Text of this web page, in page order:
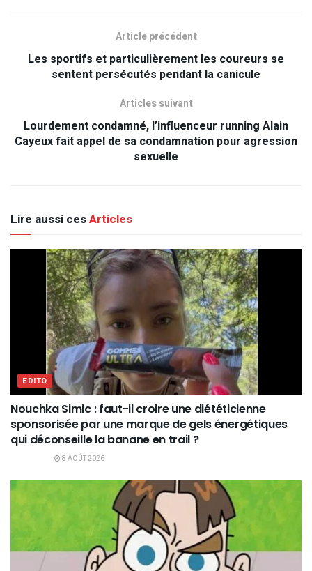
Article précédent
Les sportifs et particulièrement les coureurs se
sentent persécutés pendant la canicule
Articles suivant
Lourdement condamné, l’influenceur running Alain
Cayeux fait appel de sa condamnation pour agression
sexuelle
Lire aussi cesArticles
EDITO
Nouchka Simic : faut-il croire une diététicienne
sponsorisée par une marque de gels énergétiques
qui déconseille la banane en trail ?
8 AOÛT 2026